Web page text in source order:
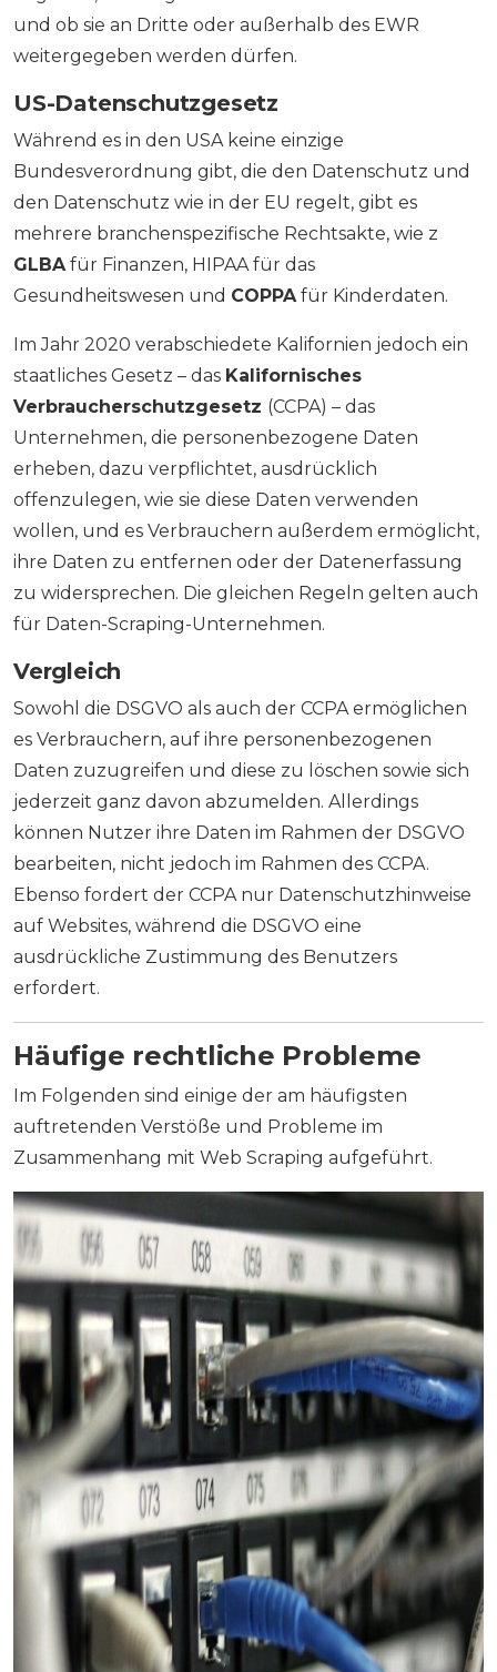
und ob sie an Dritte oder außerhalb des EWR
weitergegeben werden dürfen.
US-Datenschutzgesetz
Während es in den USA keine einzige
Bundesverordnung gibt, die den Datenschutz und
den Datenschutz wie in der EU regelt, gibt es
mehrere branchenspezifische Rechtsakte, wie z
GLBAfür Finanzen, HIPAA für das
Gesundheitswesen und COPPAfür Kinderdaten.
Im Jahr 2020 verabschiedete Kalifornien jedoch ein
staatliches Gesetz – das Kalifornisches
Verbraucherschutzgesetz (CCPA) – das
Unternehmen, die personenbezogene Daten
erheben, dazu verpflichtet, ausdrücklich
offenzulegen, wie sie diese Daten verwenden
wollen, und es Verbrauchern außerdem ermöglicht,
ihre Daten zu entfernen oder der Datenerfassung
zu widersprechen. Die gleichen Regeln gelten auch
für Daten-Scraping-Unternehmen.
Vergleich
Sowohl die DSGVO als auch der CCPA ermöglichen
es Verbrauchern, auf ihre personenbezogenen
Daten zuzugreifen und diese zu löschen sowie sich
jederzeit ganz davon abzumelden. Allerdings
können Nutzer ihre Daten im Rahmen der DSGVO
bearbeiten, nicht jedoch im Rahmen des CCPA.
Ebenso fordert der CCPA nur Datenschutzhinweise
auf Websites, während die DSGVO eine
ausdrückliche Zustimmung des Benutzers
erfordert.
Häufige rechtliche Probleme
Im Folgenden sind einige der am häufigsten
auftretenden Verstöße und Probleme im
Zusammenhang mit Web Scraping aufgeführt.